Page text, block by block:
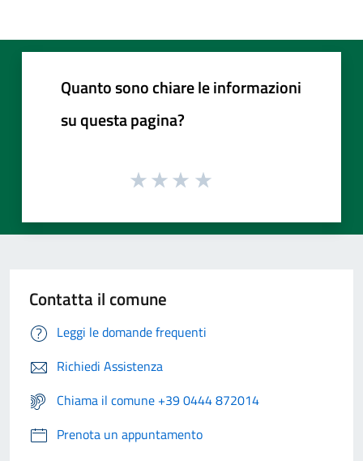
Quanto sono chiare le informazioni
su questa pagina?
Contatta il comune
Leggi le domande frequenti
Richiedi Assistenza
Chiama il comune +39 0444 872014
Prenota un appuntamento